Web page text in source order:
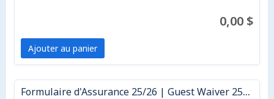
0,00 $
Ajouter au panier
Formulaire d'Assurance 25/26 | Guest Waiver 25/26